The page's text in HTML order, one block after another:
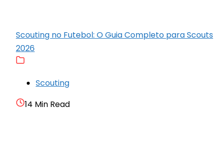
Scouting no Futebol: O Guia Completo para Scouts
2026
Scouting
14 Min Read